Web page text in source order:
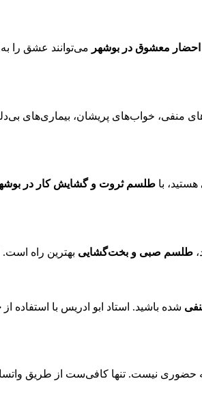
معشوق در بوشهر می‌توانند عشق را
منفی، خواب‌های پریشان، بیماری‌های
با طلسم ثروت و گشایش کار در
طلسم صبی و بخت‌گشایی بهترین راه
شده باشید. استاد ابو ادریس با استفاده از
حضوری نیست. تنها کافی‌ست از طریق